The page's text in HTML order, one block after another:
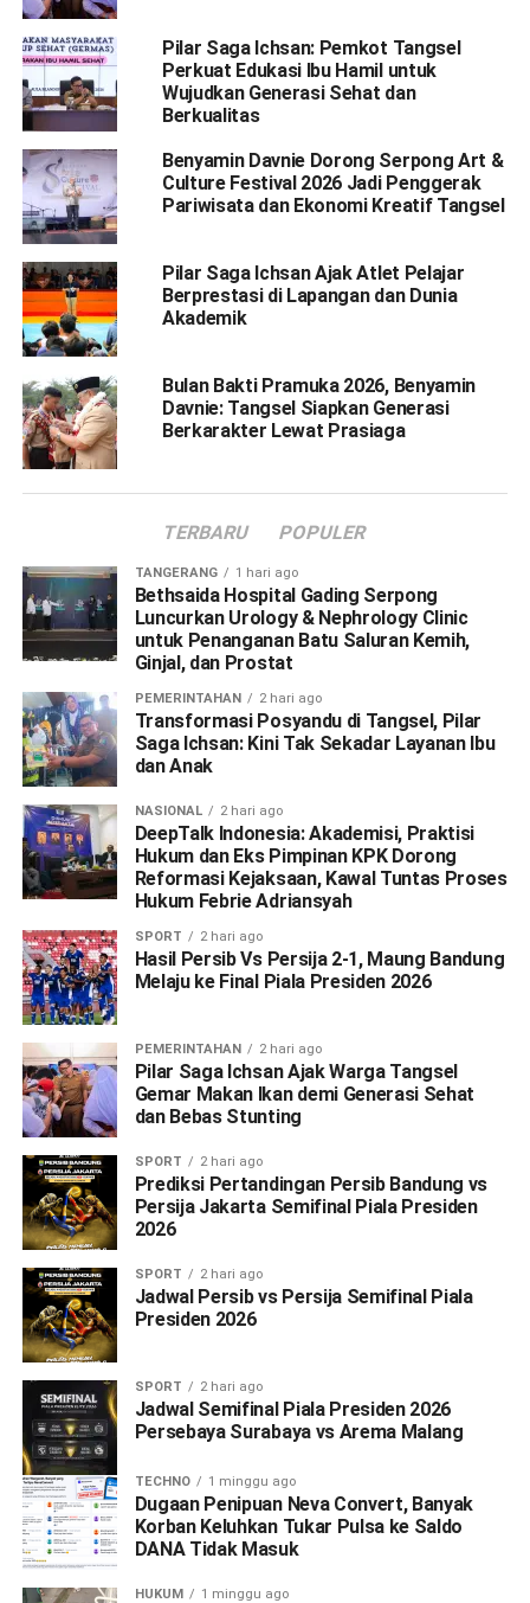
Pilar Saga Ichsan: Pemkot Tangsel
Perkuat Edukasi Ibu Hamil untuk
Wujudkan Generasi Sehat dan
Berkualitas
Benyamin Davnie Dorong Serpong Art &
Culture Festival 2026 Jadi Penggerak
Pariwisata dan Ekonomi Kreatif Tangsel
Pilar Saga Ichsan Ajak Atlet Pelajar
Berprestasi di Lapangan dan Dunia
Akademik
Bulan Bakti Pramuka 2026, Benyamin
Davnie: Tangsel Siapkan Generasi
Berkarakter Lewat Prasiaga
TERBARU POPULER
TANGERANG 1 hari ago
Bethsaida Hospital Gading Serpong
Luncurkan Urology & Nephrology Clinic
untuk Penanganan Batu Saluran Kemih,
Ginjal, dan Prostat
PEMERINTAHAN 2 hari ago
Transformasi Posyandu di Tangsel, Pilar
Saga Ichsan: Kini Tak Sekadar Layanan Ibu
dan Anak
NASIONAL 2 hari ago
DeepTalk Indonesia: Akademisi, Praktisi
Hukum dan Eks Pimpinan KPK Dorong
Reformasi Kejaksaan, Kawal Tuntas Proses
Hukum Febrie Adriansyah
SPORT 2 hari ago
Hasil Persib Vs Persija 2-1, Maung Bandung
Melaju ke Final Piala Presiden 2026
PEMERINTAHAN 2 hari ago
Pilar Saga Ichsan Ajak Warga Tangsel
Gemar Makan Ikan demi Generasi Sehat
dan Bebas Stunting
SPORT 2 hari ago
Prediksi Pertandingan Persib Bandung vs
Persija Jakarta Semifinal Piala Presiden
2026
SPORT 2 hari ago
Jadwal Persib vs Persija Semifinal Piala
Presiden 2026
SPORT 2 hari ago
Jadwal Semifinal Piala Presiden 2026
Persebaya Surabaya vs Arema Malang
TECHNO 1 minggu ago
Dugaan Penipuan Neva Convert, Banyak
Korban Keluhkan Tukar Pulsa ke Saldo
DANA Tidak Masuk
HUKUM 1 minggu ago